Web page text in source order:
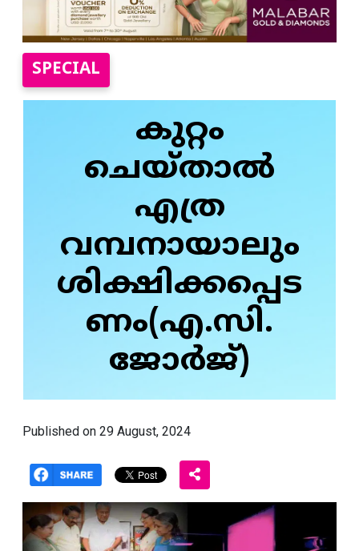
SPECIAL
കുറ്റം
ചെയ്‌താൽ
എത്ര
വമ്പനായാലും
ശിക്ഷിക്കപ്പെട
ണം(എ.സി.
ജോർജ്)
Published on 29 August, 2024